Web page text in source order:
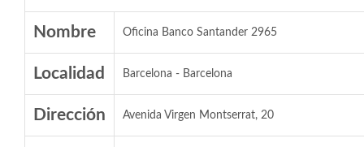
Nombre Oficina Banco Santander 2965
Localidad Barcelona - Barcelona
Dirección Avenida Virgen Montserrat, 20